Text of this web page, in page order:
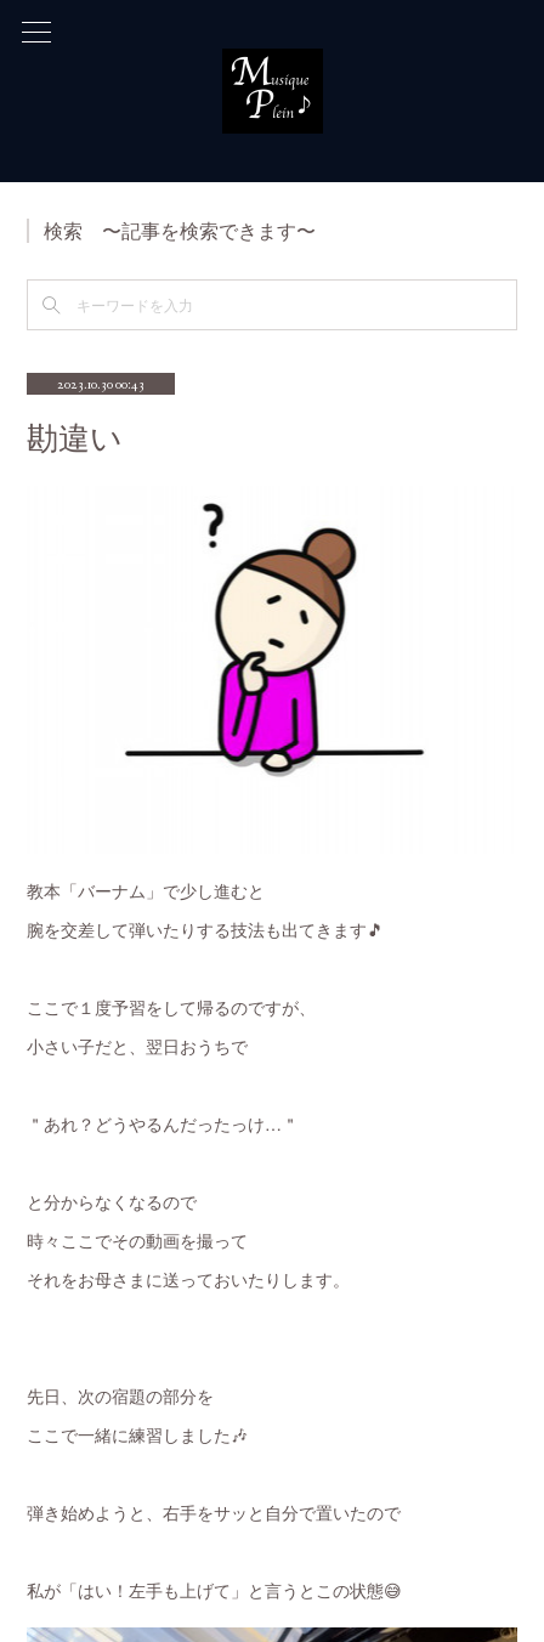
検索 〜記事を検索できます〜
2023.10.30 00:43
勘違い
教本「バーナム」で少し進むと
腕を交差して弾いたりする技法も出てきます🎵
ここで１度予習をして帰るのですが、
小さい子だと、翌日おうちで
＂あれ？どうやるんだったっけ…＂
と分からなくなるので
時々ここでその動画を撮って
それをお母さまに送っておいたりします。
先日、次の宿題の部分を
ここで一緒に練習しました🎶
弾き始めようと、右手をサッと自分で置いたので
私が「はい！左手も上げて」と言うとこの状態😅